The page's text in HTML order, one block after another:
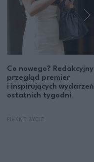
Co nowego? Redakcyjny
przegląd premier
i inspirujących wydarzeń
ostatnich tygodni